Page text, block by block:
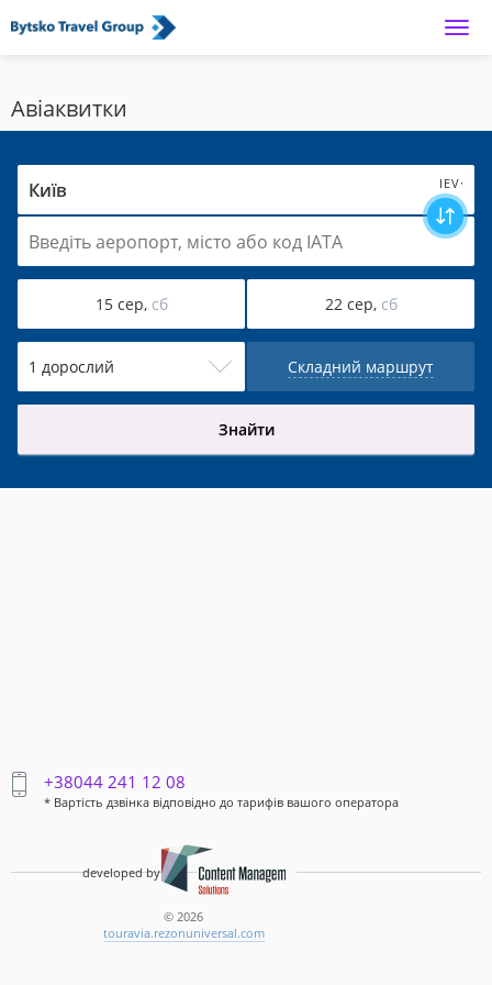
Main page
Авіаквитки
IEV·
15 сер, сб 22 сер, сб
1 дорослий
Знайти
Складний маршрут
+38044 241 12 08
* Вартість дзвінка відповідно до тарифів вашого оператора
developed by
© 2026
touravia.rezonuniversal.com